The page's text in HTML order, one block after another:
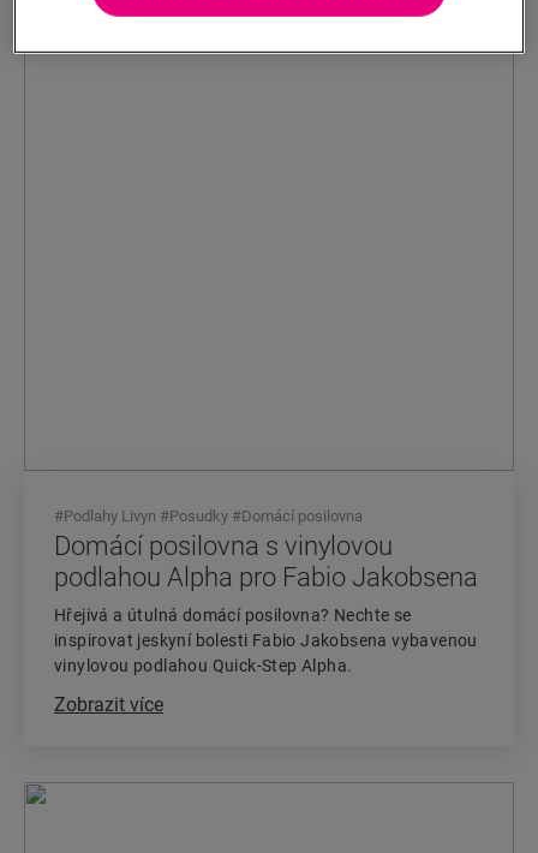
Domácí posilovna s vinylovou
podlahou Alpha pro Fabio Jakobsena
Hřejivá a útulná domácí posilovna? Nechte se
inspirovat jeskyní bolesti Fabio Jakobsena vybavenou
vinylovou podlahou Quick-Step Alpha.
Zobrazit více
#Podlahy Livyn #Posudky #Domácí posilovna